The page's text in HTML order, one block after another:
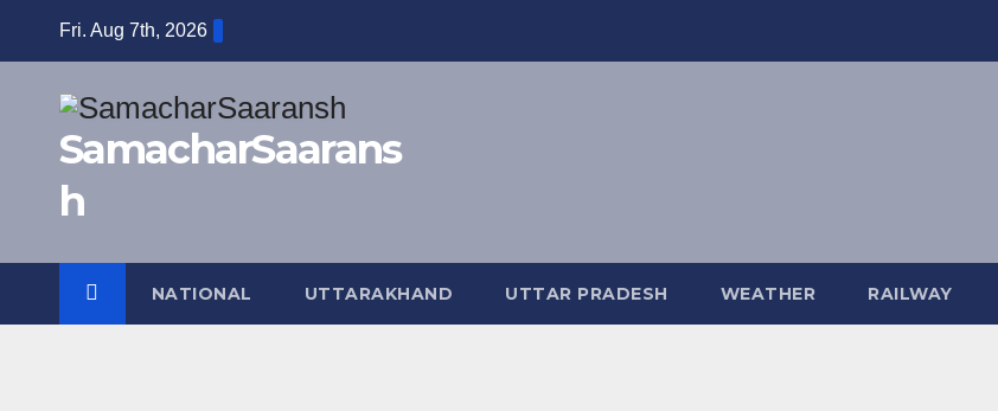
Fri. Aug 7th, 2026
SamacharSaarans
h
NATIONAL UTTARAKHAND UTTAR PRADESH WEATHER RAILWAY